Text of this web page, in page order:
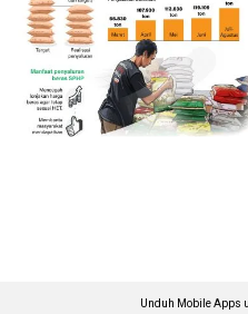
Unduh Mobile Apps